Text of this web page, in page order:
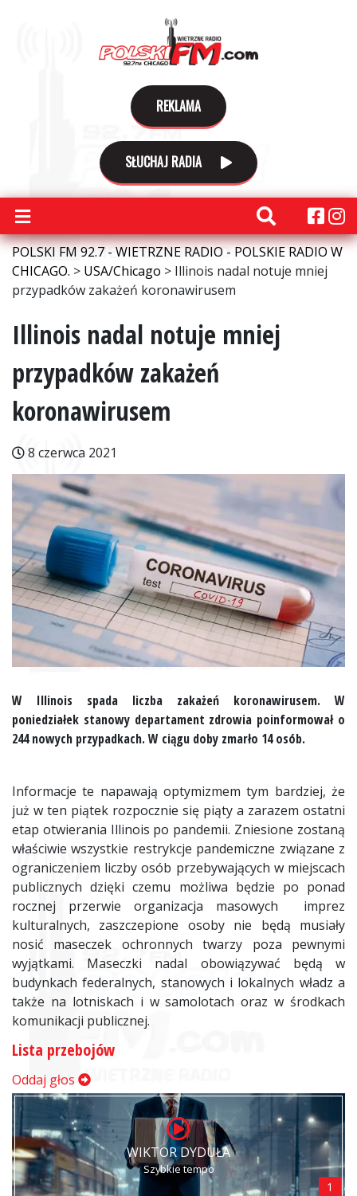
REKLAMA
SŁUCHAJ RADIA
POLSKI FM 92.7 - WIETRZNE RADIO - POLSKIE RADIO W
CHICAGO. > USA/Chicago > Illinois nadal notuje mniej
przypadków zakażeń koronawirusem
Illinois nadal notuje mniej
przypadków zakażeń
koronawirusem
8 czerwca 2021
W Illinois spada liczba zakażeń koronawirusem. W
poniedziałek stanowy departament zdrowia poinformował o
244 nowych przypadkach. W ciągu doby zmarło 14 osób.
Informacje te napawają optymizmem tym bardziej, że
już w ten piątek rozpocznie się piąty a zarazem ostatni
etap otwierania Illinois po pandemii. Zniesione zostaną
właściwie wszystkie restrykcje pandemiczne związane z
ograniczeniem liczby osób przebywających w miejscach
publicznych dzięki czemu możliwa będzie po ponad
rocznej przerwie organizacja masowych imprez
kulturalnych, zaszczepione osoby nie będą musiały
nosić maseczek ochronnych twarzy poza pewnymi
wyjątkami. Maseczki nadal obowiązywać będą w
budynkach federalnych, stanowych i lokalnych władz a
także na lotniskach i w samolotach oraz w środkach
komunikacji publicznej.
Lista przebojów
Oddaj głos
WIKTOR DYDUŁA
Szybkie tempo
1